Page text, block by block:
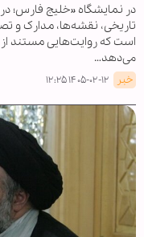
در نمایشگاه «خلیج فارس؛
تاریخی، نقشه‌ها، مدارک و
است که روایت‌هایی مستند از
می‌دهد…
خبر ۱۴۰۵-۰۲-۱۲ ۱۲:۲۵